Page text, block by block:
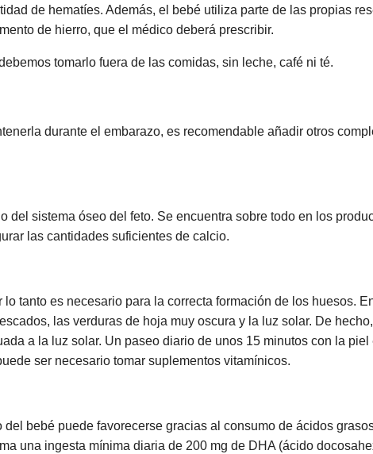
de hematíes. Además, el bebé utiliza parte de las propias
de hierro, que el médico deberá prescribir.
tomarlo fuera de las comidas, sin leche, café ni té.
durante el embarazo, es recomendable añadir otros
del sistema óseo del feto. Se encuentra sobre todo en los
las cantidades suficientes de calcio.
tanto es necesario para la correcta formación de los huesos.
las verduras de hoja muy oscura y la luz solar. De
a la luz solar. Un paseo diario de unos 15 minutos con la
ser necesario tomar suplementos vitamínicos.
bebé puede favorecerse gracias al consumo de ácidos
una ingesta mínima diaria de 200 mg de DHA (ácido